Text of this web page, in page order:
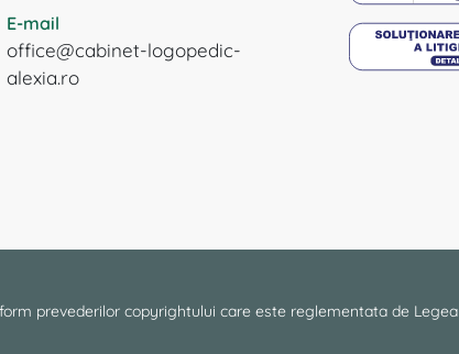
E-mail
office@cabinet-logopedic-
alexia.ro
prevederilor copyrightului care este reglementata de Legea